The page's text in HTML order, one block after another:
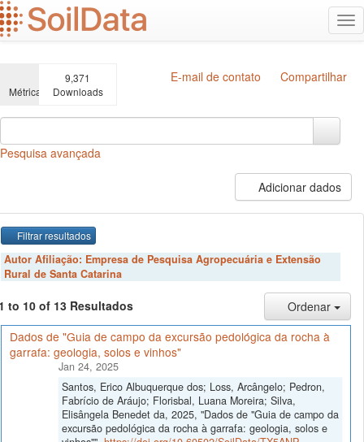
Ir
para
o
Métricas
9,371
Downloads
E-mail de contato Compartilhar
Pesquisa avançada
Adicionar dados
Filtrar resultados
Autor Afiliação: Empresa de Pesquisa Agropecuária e Extensão
Rural de Santa Catarina
to 10 of 13 Resultados
Ordenar
Dados de "Guia de campo da excursão pedológica da rocha à
garrafa: geologia, solos e vinhos"
Jan 24, 2025
Santos, Erico Albuquerque dos; Loss, Arcângelo; Pedron,
Fabrício de Aráujo; Florisbal, Luana Moreira; Silva,
Elisângela Benedet da, 2025, "Dados de "Guia de campo da
excursão pedológica da rocha à garrafa: geologia, solos e